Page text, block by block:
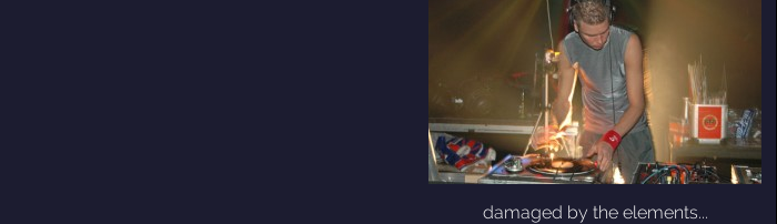
damaged by the elements...